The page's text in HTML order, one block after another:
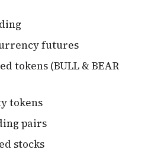
futures
tokens (BULL & BEAR
tokens
pairs
stocks